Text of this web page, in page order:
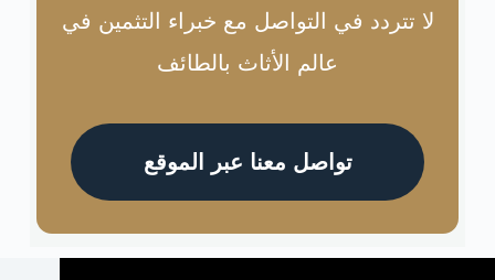
لا تتردد في التواصل مع خبراء التثمين في
عالم الأثاث بالطائف
تواصل معنا عبر الموقع